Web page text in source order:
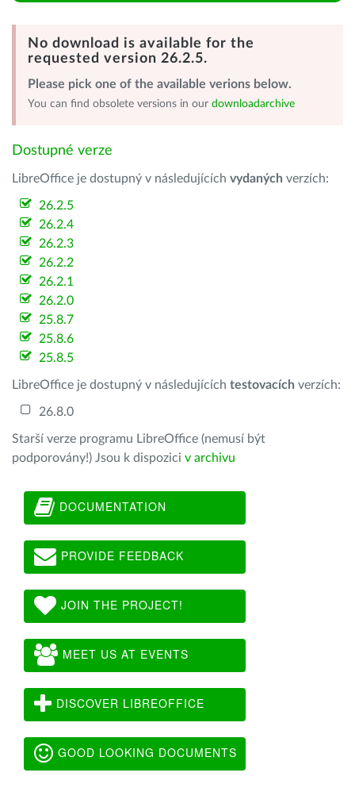
No download is available for the
requested version 26.2.5.
Please pick one of the available verions below.
You can find obsolete versions in our downloadarchive
Dostupné verze
LibreOffice je dostupný v následujících vydaných verzích:
26.2.5
26.2.4
26.2.3
26.2.2
26.2.1
26.2.0
25.8.7
25.8.6
25.8.5
LibreOffice je dostupný v následujících testovacích verzích:
26.8.0
Starší verze programu LibreOffice (nemusí být
podporovány!) Jsou k dispozici v archivu
DOCUMENTATION
PROVIDE FEEDBACK
JOIN THE PROJECT!
MEET US AT EVENTS
DISCOVER LIBREOFFICE
GOOD LOOKING DOCUMENTS